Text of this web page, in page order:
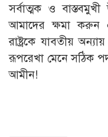
সর্বাত্মক ও
আমাদের ক্ষমা করুন
রাষ্ট্রকে যাবতীয়
রূপরেখা মেনে সঠিক
আমীন!